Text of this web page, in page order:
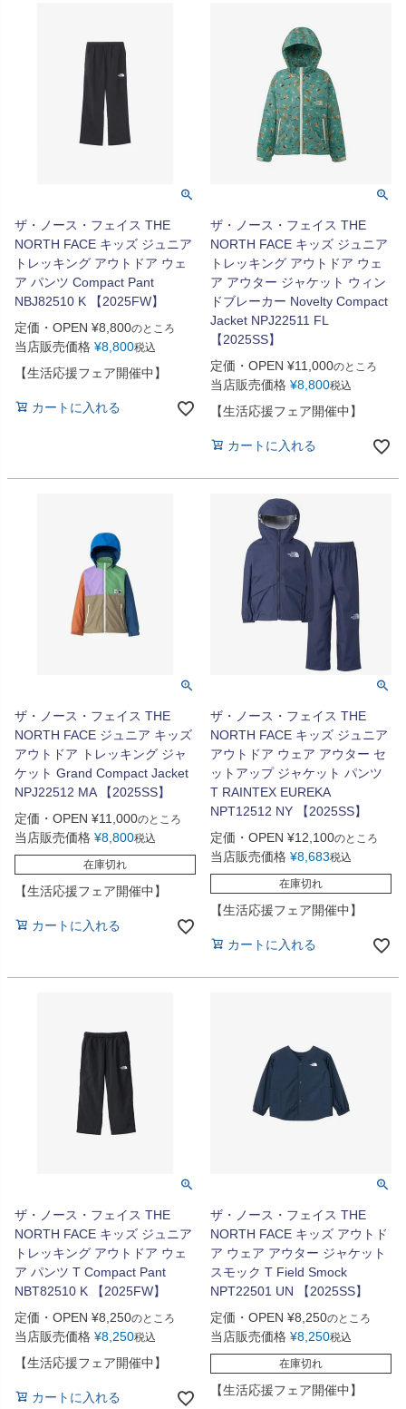
ザ・ノース・フェイス THE
NORTH FACE キッズ ジュニア
トレッキング アウトドア ウェ
ア パンツ Compact Pant
NBJ82510 K 【2025FW】
定価・OPEN ¥8,800のところ
当店販売価格 ¥8,800税込
【生活応援フェア開催中】
カートに入れる
ザ・ノース・フェイス THE
NORTH FACE キッズ ジュニア
トレッキング アウトドア ウェ
ア アウター ジャケット ウィン
ドブレーカー Novelty Compact
Jacket NPJ22511 FL
【2025SS】
定価・OPEN ¥11,000のところ
当店販売価格 ¥8,800税込
【生活応援フェア開催中】
カートに入れる
ザ・ノース・フェイス THE
NORTH FACE ジュニア キッズ
アウトドア トレッキング ジャ
ケット Grand Compact Jacket
NPJ22512 MA 【2025SS】
定価・OPEN ¥11,000のところ
当店販売価格 ¥8,800税込
在庫切れ
【生活応援フェア開催中】
カートに入れる
ザ・ノース・フェイス THE
NORTH FACE キッズ ジュニア
アウトドア ウェア アウター セ
ットアップ ジャケット パンツ
T RAINTEX EUREKA
NPT12512 NY 【2025SS】
定価・OPEN ¥12,100のところ
当店販売価格 ¥8,683税込
在庫切れ
【生活応援フェア開催中】
カートに入れる
ザ・ノース・フェイス THE
NORTH FACE キッズ ジュニア
トレッキング アウトドア ウェ
ア パンツ T Compact Pant
NBT82510 K 【2025FW】
定価・OPEN ¥8,250のところ
当店販売価格 ¥8,250税込
【生活応援フェア開催中】
カートに入れる
ザ・ノース・フェイス THE
NORTH FACE キッズ アウトド
ア ウェア アウター ジャケット
スモック T Field Smock
NPT22501 UN 【2025SS】
定価・OPEN ¥8,250のところ
当店販売価格 ¥8,250税込
在庫切れ
【生活応援フェア開催中】